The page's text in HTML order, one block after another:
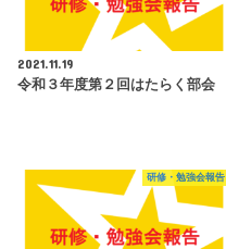
2021.11.19
令和３年度第２回はたらく部会
研修・勉強会報告